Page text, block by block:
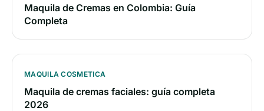
Maquila de Cremas en Colombia: Guía
Completa
MAQUILA COSMETICA
Maquila de cremas faciales: guía completa
2026